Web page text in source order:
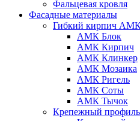
Фальцевая кровля
Фасадные материалы
Гибкий кирпич
АМК Блок
АМК Кирпич
АМК Клинкер
АМК Мозаика
АМК Ригель
АМК Соты
АМК Тычок
Крепежный профиль